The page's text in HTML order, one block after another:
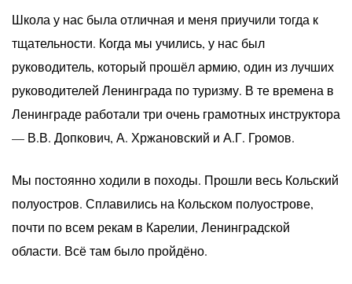
Школа у нас была отличная и меня приучили тогда к
тщательности. Когда мы учились, у нас был
руководитель, который прошёл армию, один из лучших
руководителей Ленинграда по туризму. В те времена в
Ленинграде работали три очень грамотных инструктора
— В.В. Допкович, А. Хржановский и А.Г. Громов.
Мы постоянно ходили в походы. Прошли весь Кольский
полуостров. Сплавились на Кольском полуострове,
почти по всем рекам в Карелии, Ленинградской
области. Всё там было пройдёно.